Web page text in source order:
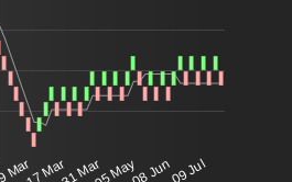
Mar17 Mar31 Mar05 May08 Jun09 Jul